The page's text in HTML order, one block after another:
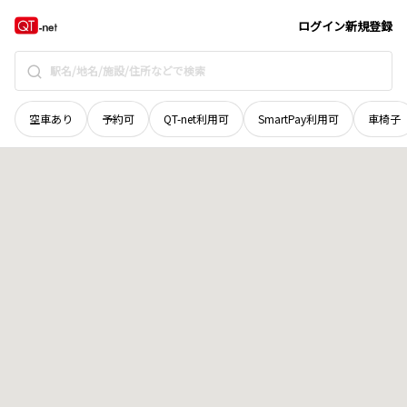
ログイン新規登録
空車あり 予約可 QT-net利用可 SmartPay利用可 車椅子
山梨県